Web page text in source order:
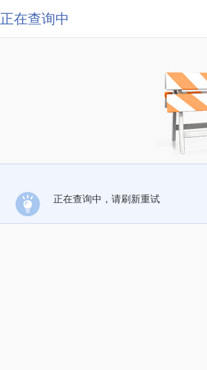
正在查询中
正在查询中，请刷新重试